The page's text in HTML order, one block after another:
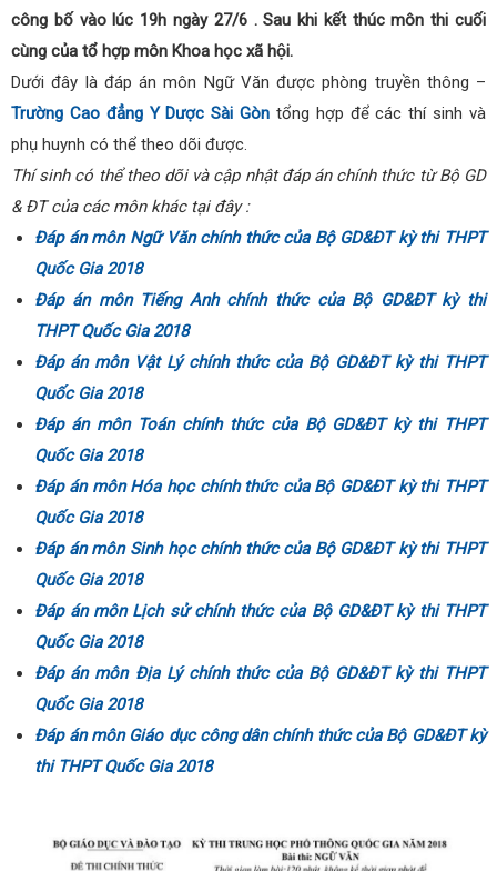
công bố vào lúc 19h ngày 27/6 . Sau khi kết thúc môn thi cuối
cùng của tổ hợp môn Khoa học xã hội.
Dưới đây là đáp án môn Ngữ Văn được phòng truyền thông –
Trường Cao đẳng Y Dược Sài Gòn tổng hợp để các thí sinh và
phụ huynh có thể theo dõi được.
Thí sinh có thể theo dõi và cập nhật đáp án chính thức từ Bộ GD
& ĐT của các môn khác tại đây :
Đáp án môn Ngữ Văn chính thức của Bộ GD&ĐT kỳ thi THPT
Quốc Gia 2018
Đáp án môn Tiếng Anh chính thức của Bộ GD&ĐT kỳ thi
THPT Quốc Gia 2018
Đáp án môn Vật Lý chính thức của Bộ GD&ĐT kỳ thi THPT
Quốc Gia 2018
Đáp án môn Toán chính thức của Bộ GD&ĐT kỳ thi THPT
Quốc Gia 2018
Đáp án môn Hóa học chính thức của Bộ GD&ĐT kỳ thi THPT
Quốc Gia 2018
Đáp án môn Sinh học chính thức của Bộ GD&ĐT kỳ thi THPT
Quốc Gia 2018
Đáp án môn Lịch sử chính thức của Bộ GD&ĐT kỳ thi THPT
Quốc Gia 2018
Đáp án môn Địa Lý chính thức của Bộ GD&ĐT kỳ thi THPT
Quốc Gia 2018
Đáp án môn Giáo dục công dân chính thức của Bộ GD&ĐT kỳ
thi THPT Quốc Gia 2018